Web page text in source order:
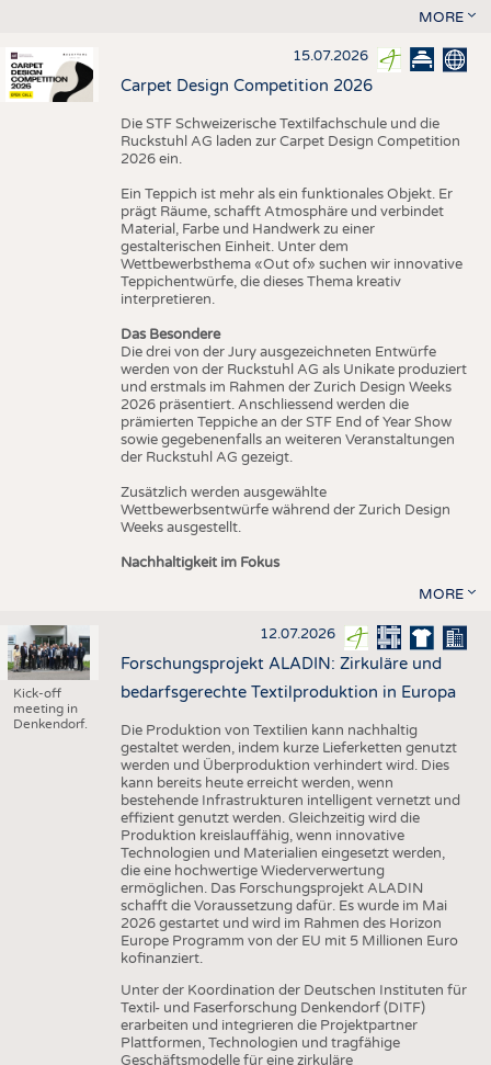
MORE
15.07.2026
Carpet Design Competition 2026
Die STF Schweizerische Textilfachschule und die
Ruckstuhl AG laden zur Carpet Design Competition
2026 ein.
Ein Teppich ist mehr als ein funktionales Objekt. Er
prägt Räume, schafft Atmosphäre und verbindet
Material, Farbe und Handwerk zu einer
gestalterischen Einheit. Unter dem
Wettbewerbsthema «Out of» suchen wir innovative
Teppichentwürfe, die dieses Thema kreativ
interpretieren.
Das Besondere
Die drei von der Jury ausgezeichneten Entwürfe
werden von der Ruckstuhl AG als Unikate produziert
und erstmals im Rahmen der Zurich Design Weeks
2026 präsentiert. Anschliessend werden die
prämierten Teppiche an der STF End of Year Show
sowie gegebenenfalls an weiteren Veranstaltungen
der Ruckstuhl AG gezeigt.
Zusätzlich werden ausgewählte
Wettbewerbsentwürfe während der Zurich Design
Weeks ausgestellt.
Nachhaltigkeit im Fokus
MORE
Kick-off
meeting in
Denkendorf.
12.07.2026
Forschungsprojekt ALADIN: Zirkuläre und
bedarfsgerechte Textilproduktion in Europa
Die Produktion von Textilien kann nachhaltig
gestaltet werden, indem kurze Lieferketten genutzt
werden und Überproduktion verhindert wird. Dies
kann bereits heute erreicht werden, wenn
bestehende Infrastrukturen intelligent vernetzt und
effizient genutzt werden. Gleichzeitig wird die
Produktion kreislauffähig, wenn innovative
Technologien und Materialien eingesetzt werden,
die eine hochwertige Wiederverwertung
ermöglichen. Das Forschungsprojekt ALADIN
schafft die Voraussetzung dafür. Es wurde im Mai
2026 gestartet und wird im Rahmen des Horizon
Europe Programm von der EU mit 5 Millionen Euro
kofinanziert.
Unter der Koordination der Deutschen Instituten für
Textil- und Faserforschung Denkendorf (DITF)
erarbeiten und integrieren die Projektpartner
Plattformen, Technologien und tragfähige
Geschäftsmodelle für eine zirkuläre